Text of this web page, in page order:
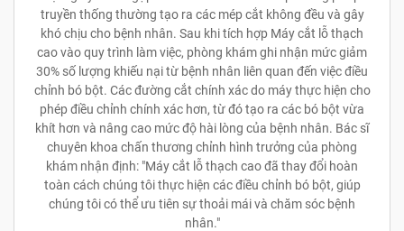
truyền thống thường tạo ra các mép cắt không đều và gây
khó chịu cho bệnh nhân. Sau khi tích hợp Máy cắt lỗ thạch
cao vào quy trình làm việc, phòng khám ghi nhận mức giảm
30% số lượng khiếu nại từ bệnh nhân liên quan đến việc điều
chỉnh bó bột. Các đường cắt chính xác do máy thực hiện cho
phép điều chỉnh chính xác hơn, từ đó tạo ra các bó bột vừa
khít hơn và nâng cao mức độ hài lòng của bệnh nhân. Bác sĩ
chuyên khoa chấn thương chỉnh hình trưởng của phòng
khám nhận định: "Máy cắt lỗ thạch cao đã thay đổi hoàn
toàn cách chúng tôi thực hiện các điều chỉnh bó bột, giúp
chúng tôi có thể ưu tiên sự thoải mái và chăm sóc bệnh
nhân."